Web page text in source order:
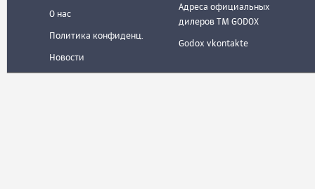
О нас
Политика конфиденц.
Новости
Адреса официальных
дилеров ТМ GODOX
Godox vkontakte